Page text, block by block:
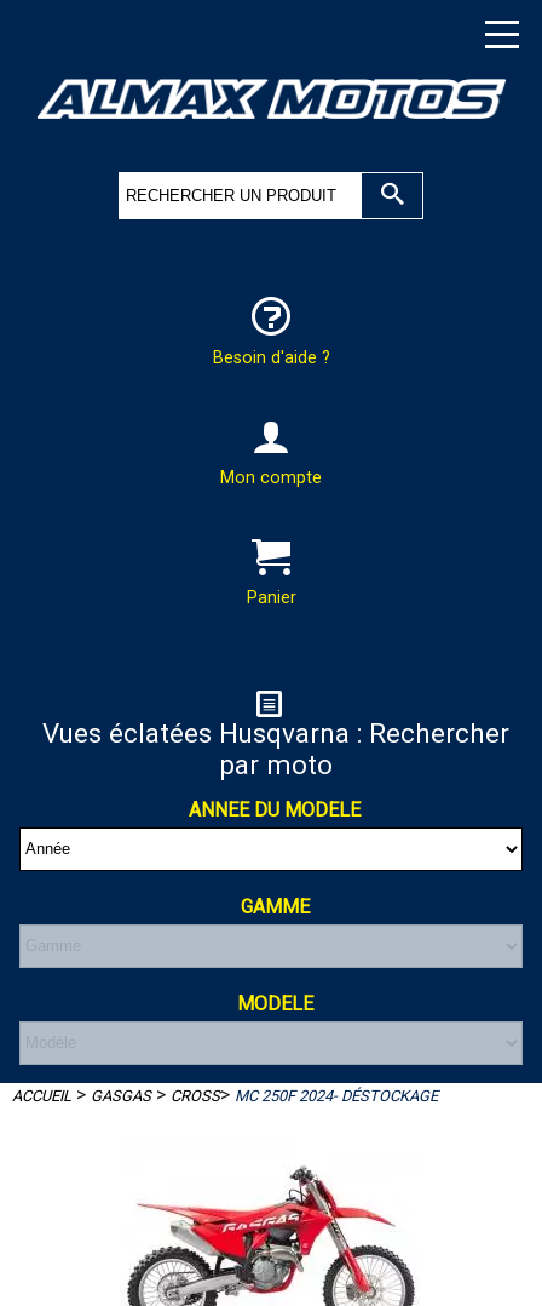
Besoin d'aide ?
HOTLINE & COMMANDES
PAR TÉLÉPHONE :
PAR MAIL :
Contactez-nous pour toutes
demandes de renseignements
Mon compte
Panier
Panier
Votre panier est vide
Vues éclatées Husqvarna : Rechercher
par moto
ANNEE DU MODELE
GAMME
MODELE
ACCUEIL > GASGAS> CROSS> MC 250F 2024- DÉSTOCKAGE